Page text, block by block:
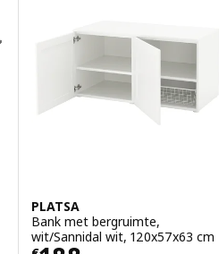
PLATSA
Bank met bergruimte,
wit/Sannidal wit, 120x57x63 cm